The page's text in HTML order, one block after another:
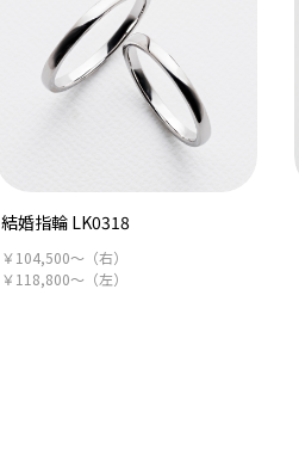
結婚指輪 LK0318
￥104,500～（右）
￥118,800～（左）